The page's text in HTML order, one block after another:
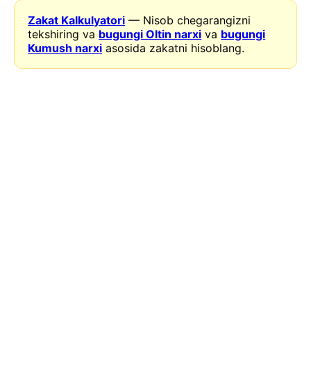
Zakat Kalkulyatori — Nisob chegarangizni
tekshiring va bugungi Oltin narxi va bugungi
Kumush narxi asosida zakatni hisoblang.